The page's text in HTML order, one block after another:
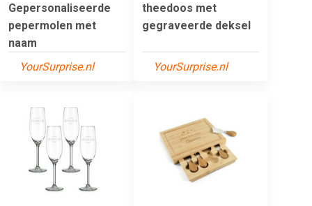
Gepersonaliseerde
pepermolen met
naam
YourSurprise.nl
theedoos met
gegraveerde deksel
YourSurprise.nl